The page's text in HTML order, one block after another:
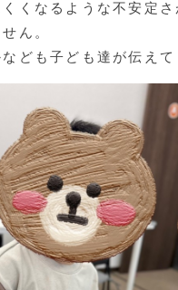
くなるような不安定
ん。
ども子ども達が伝え